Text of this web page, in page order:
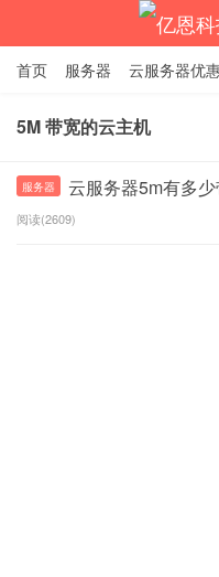
亿恩科
首页 服务器 云服务器优
5M 带宽的云主机
服务器 云服务器5m有多
阅读(2609)